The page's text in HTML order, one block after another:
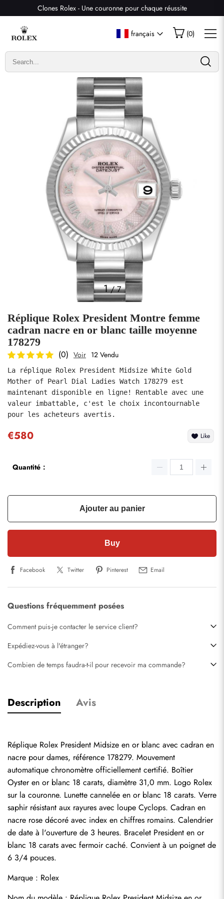
Clones Rolex - Une couronne pour chaque réussite
français (0)
1/7
Réplique Rolex President Montre femme
cadran nacre en or blanc taille moyenne
178279
(0) Voir 12 Vendu
La réplique Rolex President Midsize White Gold
Mother of Pearl Dial Ladies Watch 178279 est
maintenant disponible en ligne! Rentable avec une
valeur imbattable, c'est le choix incontournable
€580 Like
Quantité：
Ajouter au panier
Buy
Facebook Twitter Pinterest Email
Questions fréquemment posées
Comment puis-je contacter le service client?
Expédiez-vous à l'étranger?
Combien de temps faudra-t-il pour recevoir ma commande?
Description Avis
Réplique Rolex President Midsize en or blanc avec cadran en
nacre pour dames, référence 178279. Mouvement
automatique chronomètre officiellement certifié. Boîtier
Oyster en or blanc 18 carats, diamètre 31,0 mm. Logo Rolex
sur la couronne. Lunette cannelée en or blanc 18 carats. Verre
saphir résistant aux rayures avec loupe Cyclops. Cadran en
nacre rose décoré avec index en chiffres romains. Calendrier
de date à l'ouverture de 3 heures. Bracelet President en or
blanc 18 carats avec fermoir caché. Convient à un poignet de
6 3/4 pouces.
Marque : Rolex
Écrire un commentaire
Seuls les clients ayant acheté cet article sont autorisés à
laisser un commentaire.
commentaires
soumettre